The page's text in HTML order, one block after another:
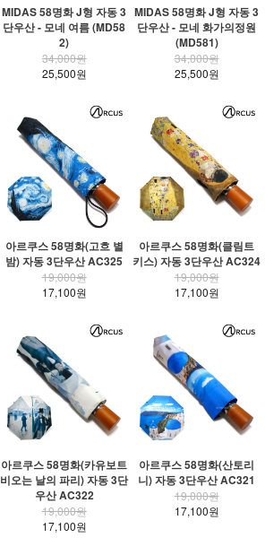
MIDAS 58명화 J형 자동 3
단우산 - 모네 여름 (MD58
2)
34,000원
25,500원
MIDAS 58명화 J형 자동 3
단우산 - 모네 화가의정원
(MD581)
34,000원
25,500원
아르쿠스 58명화(고흐 별
밤) 자동 3단우산 AC325
19,000원
17,100원
아르쿠스 58명화(클림트
키스) 자동 3단우산 AC324
19,000원
17,100원
아르쿠스 58명화(카유보트
비오는 날의 파리) 자동 3단
우산 AC322
19,000원
17,100원
아르쿠스 58명화(산토리
니) 자동 3단우산 AC321
19,000원
17,100원